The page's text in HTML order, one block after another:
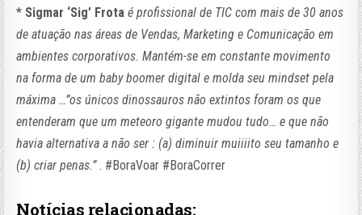
* Sigmar ‘Sig’ Frota é profissional de TIC com mais de 30 anos
de atuação nas áreas de Vendas, Marketing e Comunicação em
ambientes corporativos. Mantém-se em constante movimento
na forma de umbaby boomer digital e molda seumindset pela
máxima …”os únicos dinossauros não extintos foram os que
entenderam que um meteoro gigante mudou tudo… e que não
havia alternativa a não ser : (a) diminuir muiiiito seu tamanho e
(b) criar penas.”. #BoraVoar #BoraCorrer
Notícias relacionadas: